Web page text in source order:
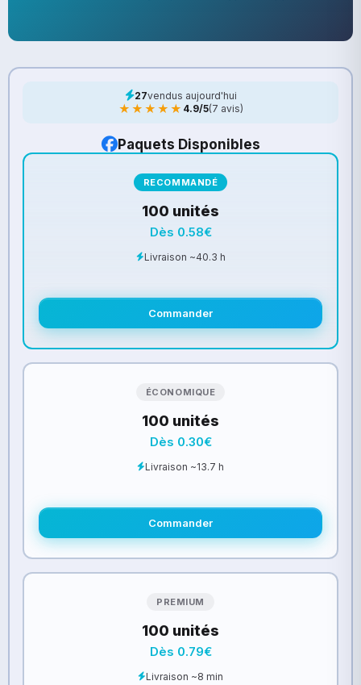
27vendus aujourd'hui
★★★★★ 4.9/5(7 avis)
Paquets Disponibles
ÉCONOMIQUE
100 unités
Dès 0.30€
Livraison ~13.7 h
Commander
RECOMMANDÉ
100 unités
Dès 0.58€
Livraison ~40.3 h
Commander
PREMIUM
100 unités
Dès 0.79€
Livraison ~8 min